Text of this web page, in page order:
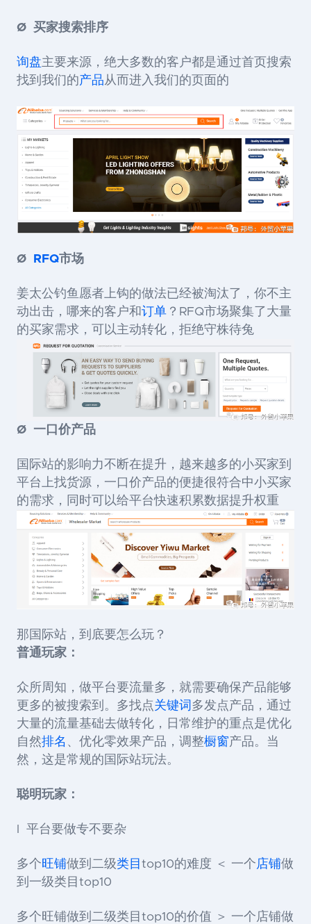
Ø 买家搜索排序
询盘主要来源，绝大多数的客户都是通过首页搜索
找到我们的产品从而进入我们的页面的
Ø RFQ市场
姜太公钓鱼愿者上钩的做法已经被淘汰了，你不主
动出击，哪来的客户和订单 ？RFQ市场聚集了大量
的买家需求，可以主动转化，拒绝守株待兔
Ø 一口价产品
国际站的影响力不断在提升，越来越多的小买家到
平台上找货源，一口价产品的便捷很符合中小买家
的需求，同时可以给平台快速积累数据提升权重
那国际站，到底要怎么玩？
普通玩家：
众所周知，做平台要流量多，就需要确保产品能够
更多的被搜索到。多找点关键词 多发点产品，通过
大量的流量基础去做转化，日常维护的重点是优化
自然排名 、优化零效果产品，调整橱窗产品。当
然，这是常规的国际站玩法。
聪明玩家：
l 平台要做专不要杂
多个旺铺做到二级类目 top10的难度 ＜ 一个店铺做
到一级类目top10
多个旺铺做到二级类目top10的价值 ＞ 一个店铺做